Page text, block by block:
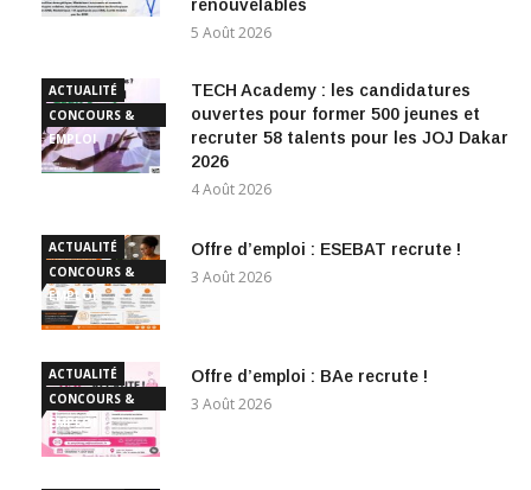
renouvelables
5 Août 2026
ACTUALITÉ
CONCOURS &
EMPLOI
TECH Academy : les candidatures
ouvertes pour former 500 jeunes et
recruter 58 talents pour les JOJ Dakar
2026
4 Août 2026
ACTUALITÉ
CONCOURS &
EMPLOI
Offre d’emploi : ESEBAT recrute !
3 Août 2026
ACTUALITÉ
CONCOURS &
EMPLOI
Offre d’emploi : BAe recrute !
3 Août 2026